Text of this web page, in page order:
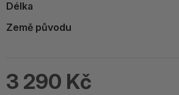
Délka
Země původu
3 290 Kč